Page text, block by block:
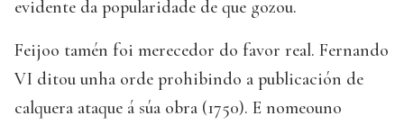
evidente da popularidade de que gozou.
Feijoo tamén foi merecedor do favor real. Fernando
VI ditou unha orde prohibindo a publicación de
calquera ataque á súa obra (1750). E nomeouno